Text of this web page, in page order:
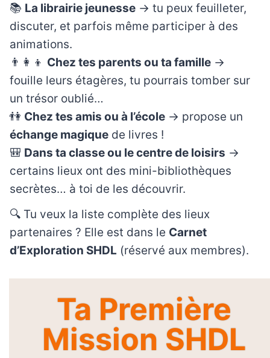
📚 La librairie jeunesse → tu peux feuilleter,
discuter, et parfois même participer à des
animations.
👨‍👩‍👦 Chez tes parents ou ta famille →
fouille leurs étagères, tu pourrais tomber sur
un trésor oublié…
👫 Chez tes amis ou à l’école → propose un
échange magique de livres !
🎒 Dans ta classe ou le centre de loisirs →
certains lieux ont des mini-bibliothèques
secrètes… à toi de les découvrir.
🔍 Tu veux la liste complète des lieux
partenaires ? Elle est dans le Carnet
d’Exploration SHDL (réservé aux membres).
Ta Première
Mission SHDL